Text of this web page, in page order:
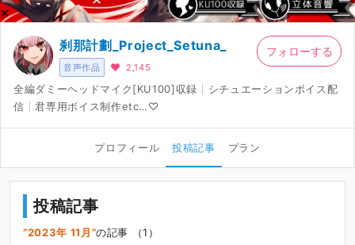
音声作品
刹那計劃_Project_Setuna_
2,145
全編ダミーヘッドマイク[KU100]収録┊︎シチュエーションボイス配
信┊︎君専用ボイス制作etc…♡
フォローする
プロフィール 投稿記事 プラン
投稿記事
2023年 11月 の記事 （1）